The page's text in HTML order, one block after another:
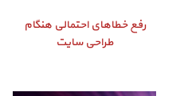
رفع خطاهای احتمالی هنگام
طراحی سایت